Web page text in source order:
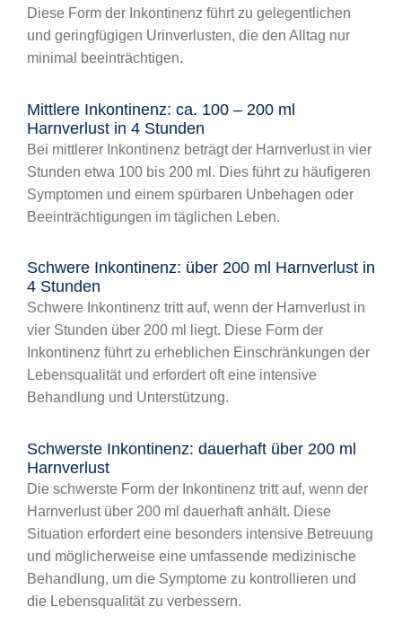
Diese Form der Inkontinenz führt zu gelegentlichen
und geringfügigen Urinverlusten, die den Alltag nur
minimal beeinträchtigen.
Mittlere Inkontinenz: ca. 100 – 200 ml
Harnverlust in 4 Stunden
Bei mittlerer Inkontinenz beträgt der Harnverlust in vier
Stunden etwa 100 bis 200 ml. Dies führt zu häufigeren
Symptomen und einem spürbaren Unbehagen oder
Beeinträchtigungen im täglichen Leben.
Schwere Inkontinenz: über 200 ml Harnverlust in
4 Stunden
Schwere Inkontinenz tritt auf, wenn der Harnverlust in
vier Stunden über 200 ml liegt. Diese Form der
Inkontinenz führt zu erheblichen Einschränkungen der
Lebensqualität und erfordert oft eine intensive
Behandlung und Unterstützung.
Schwerste Inkontinenz: dauerhaft über 200 ml
Harnverlust
Die schwerste Form der Inkontinenz tritt auf, wenn der
Harnverlust über 200 ml dauerhaft anhält. Diese
Situation erfordert eine besonders intensive Betreuung
und möglicherweise eine umfassende medizinische
Behandlung, um die Symptome zu kontrollieren und
die Lebensqualität zu verbessern.